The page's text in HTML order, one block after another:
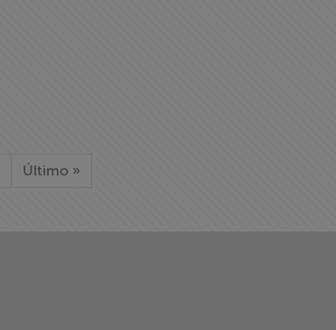
Último »